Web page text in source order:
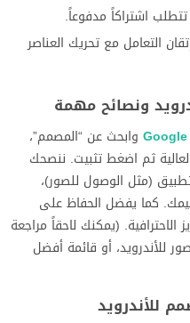
اشتراكاً مدفوعاً.
التعامل مع تحريك العناصر
ونصائح مهمة
وابحث عن “المصمم”،
ثم اضغط تثبيت. ننصحك
(مثل الوصول للصور)،
كما يفضل الحفاظ على
الاحترافية. (يمكنك لاحقاً مراجعة
للأندرويد، أو قائمة أفضل
للأندرويد